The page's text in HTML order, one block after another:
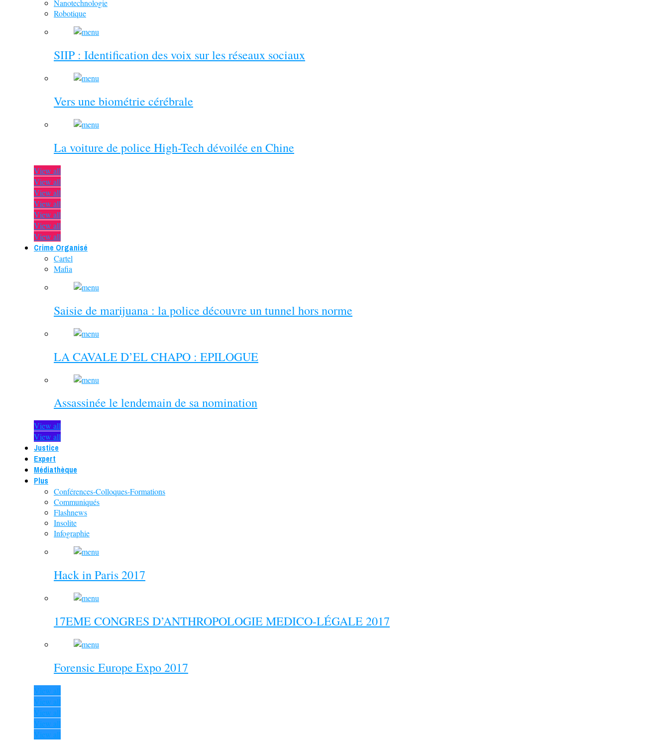
Nanotechnologie
Robotique
SIIP : Identification des voix sur les réseaux sociaux
Vers une biométrie cérébrale
La voiture de police High-Tech dévoilée en Chine
View all
View all
View all
View all
View all
View all
View all
Crime Organisé
Cartel
Mafia
Saisie de marijuana : la police découvre un tunnel hors norme
LA CAVALE D’EL CHAPO : EPILOGUE
Assassinée le lendemain de sa nomination
View all
View all
Justice
Expert
Médiathèque
Plus
Conférences-Colloques-Formations
Communiqués
Flashnews
Insolite
Infographie
Hack in Paris 2017
17EME CONGRES D’ANTHROPOLOGIE MEDICO-LÉGALE 2017
Forensic Europe Expo 2017
View all
View all
View all
View all
View all